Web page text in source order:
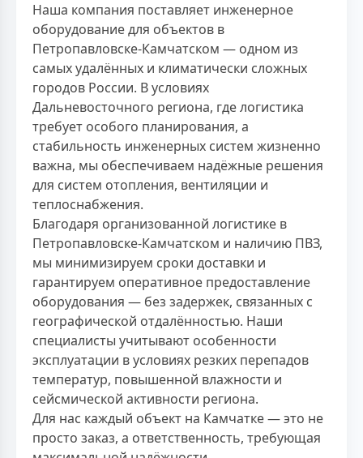
Наша компания поставляет инженерное
оборудование для объектов в
Петропавловске-Камчатском — одном из
самых удалённых и климатически сложных
городов России. В условиях
Дальневосточного региона, где логистика
требует особого планирования, а
стабильность инженерных систем жизненно
важна, мы обеспечиваем надёжные решения
для систем отопления, вентиляции и
теплоснабжения.
Благодаря организованной логистике в
Петропавловске-Камчатском и наличию ПВЗ,
мы минимизируем сроки доставки и
гарантируем оперативное предоставление
оборудования — без задержек, связанных с
географической отдалённостью. Наши
специалисты учитывают особенности
эксплуатации в условиях резких перепадов
температур, повышенной влажности и
сейсмической активности региона.
Для нас каждый объект на Камчатке — это не
просто заказ, а ответственность, требующая